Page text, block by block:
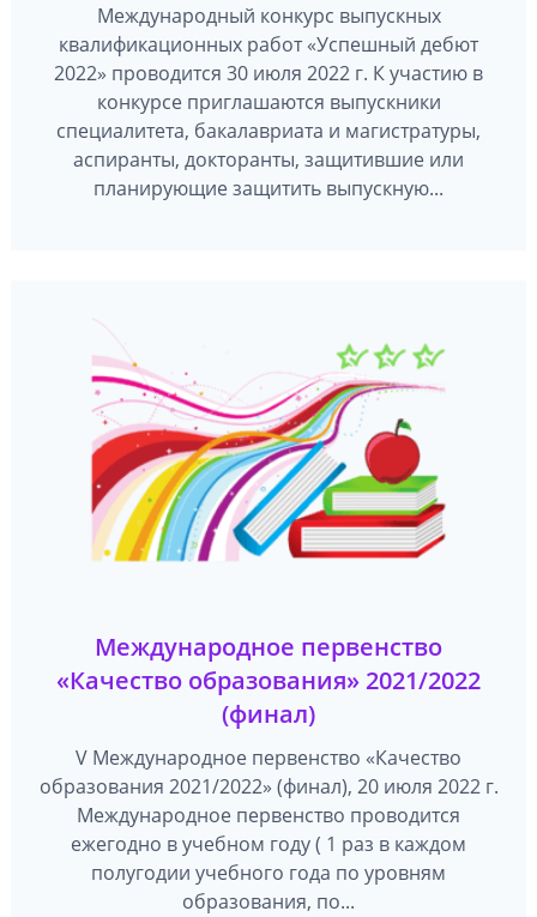
Международный конкурс выпускных
квалификационных работ «Успешный дебют
2022» проводится 30 июля 2022 г. К участию в
конкурсе приглашаются выпускники
специалитета, бакалавриата и магистратуры,
аспиранты, докторанты, защитившие или
планирующие защитить выпускную...
Международное первенство
«Качество образования» 2021/2022
(финал)
V Международное первенство «Качество
образования 2021/2022» (финал), 20 июля 2022 г.
Международное первенство проводится
ежегодно в учебном году ( 1 раз в каждом
полугодии учебного года по уровням
образования, по...